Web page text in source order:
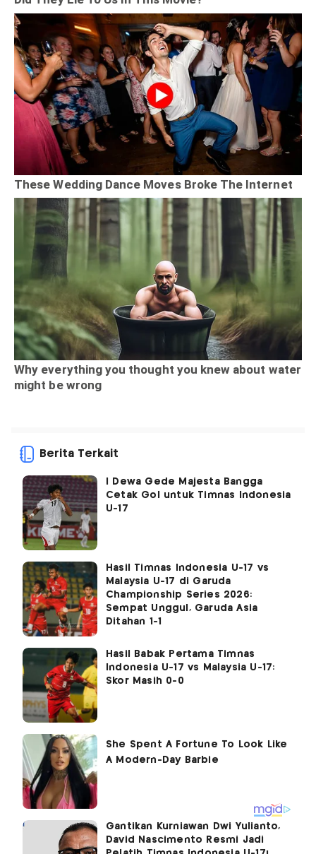
Berita Terkait
I Dewa Gede Majesta Bangga
Cetak Gol untuk Timnas Indonesia
U-17
Hasil Timnas Indonesia U-17 vs
Malaysia U-17 di Garuda
Championship Series 2026:
Sempat Unggul, Garuda Asia
Ditahan 1-1
Hasil Babak Pertama Timnas
Indonesia U-17 vs Malaysia U-17:
Skor Masih 0-0
Gantikan Kurniawan Dwi Yulianto,
David Nascimento Resmi Jadi